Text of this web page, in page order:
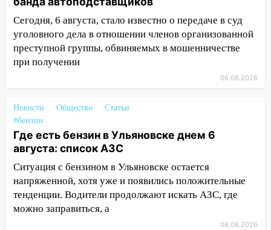
13:36 В Инзе произошел крупный пожар
13:00 В суде защитили репутацию
мужчины, которого необоснованно
обвиняли в жестоком обращении с
12:28
Миллион на «льготниках»: в
Ульяновской области перевозчик
провернул хитрую схему с чужими
проездными
12:10 Ульяновский алиментщик накопил
120 тысяч долга
11:49
Снят режим «Ракетная
опасность» на территории Ульяновской
Сегодня, 6 августа, стало известно о передаче в суд
уголовного дела в отношении членов организованной
преступной группы, обвиняемых в мошенничестве
при получении
06.08.2026
Новости Общество
Статьи
#бензин
Где есть бензин в Ульяновске днем 6
августа: список АЗС
Ситуация с бензином в Ульяновске остается
напряженной, хотя уже и появились положительные
тенденции. Водители продолжают искать АЗС, где
можно заправиться, а
06.08.2026